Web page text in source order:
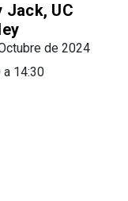
Jack, UC
de 2024
a 14:30